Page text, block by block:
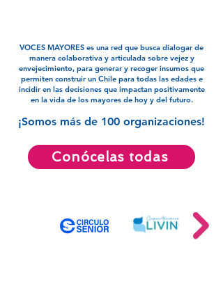
VOCES MAYORES es una red que busca dialogar de
manera colaborativa y articulada sobre vejez y
envejecimiento, para generar y recoger insumos que
permiten construir un Chile para todas las edades e
incidir en las decisiones que impactan positivamente
en la vida de los mayores de hoy y del futuro.
¡Somos más de 100 organizaciones!
Conócelas todas